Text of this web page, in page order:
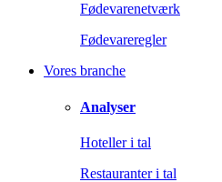
Fødevarenetværk
Fødevareregler
Vores branche
Analyser
Hoteller i tal
Restauranter i tal